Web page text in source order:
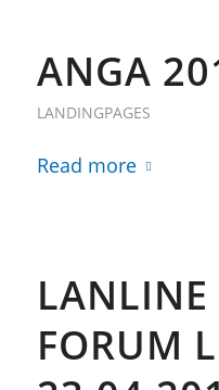
ANGA
LANDINGPAGES
Read more
LANLINE
FORUM